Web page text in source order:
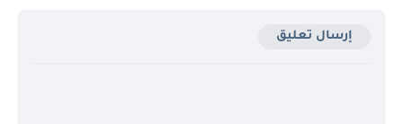
إرسال تعليق